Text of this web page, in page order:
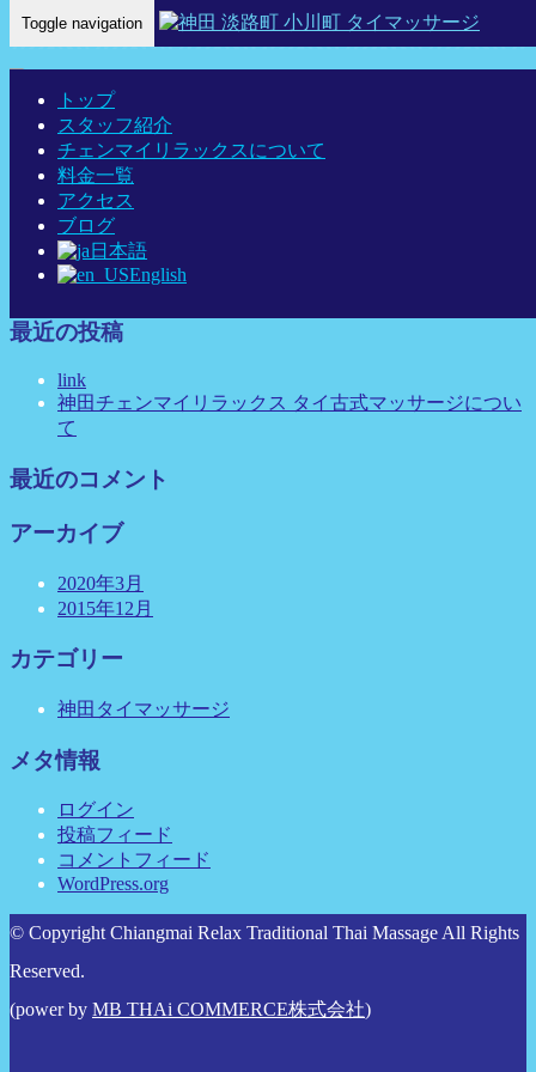
Toggle navigation
トップ
スタッフ紹介
チェンマイリラックスについて
料金一覧
アクセス
ブログ
日本語
English
Home- リン …
リン 神田 タイマッサージ タイ古式マッサージ チェンマイリ
ラックス
最近の投稿
link
神田チェンマイリラックス タイ古式マッサージについ
て
最近のコメント
アーカイブ
2020年3月
2015年12月
カテゴリー
神田タイマッサージ
メタ情報
ログイン
投稿フィード
コメントフィード
WordPress.org
© Copyright Chiangmai Relax Traditional Thai Massage All Rights
Reserved.
(power by MB THAi COMMERCE株式会社)